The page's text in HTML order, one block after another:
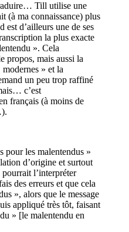
Till utilise une
(à ma connaissance) plus
est d’ailleurs une de ses
la plus exacte
». Cela
propos, mais aussi la
» et la
un peu trop raffiné
c’est
français (à moins de
pour les malentendus »
d’origine et surtout
l’interpréter
des erreurs et que cela
», alors que le message
appliqué très tôt, faisant
» [le malentendu en